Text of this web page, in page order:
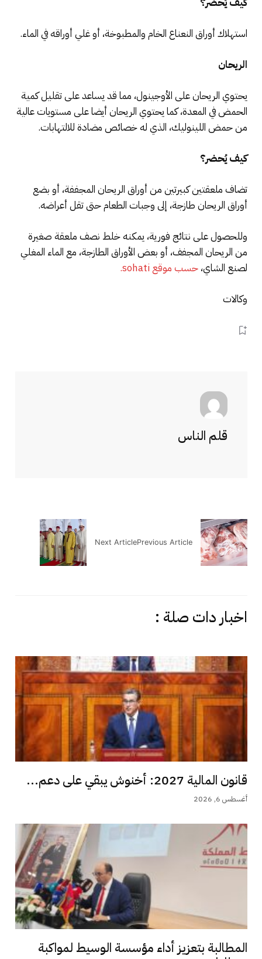
استهلاك أوراق النعناع الخام والمطبوخة، أو غلي أوراقه في الماء.
الريحان
يحتوي الريحان على الأوجينول، مما قد يساعد على تقليل كمية
الحمض في المعدة، كما يحتوي الريحان أيضا على مستويات عالية
من حمض اللينوليك، الذي له خصائص مضادة للالتهابات.
كيف يُحضر؟
تضاف ملعقتين كبيرتين من أوراق الريحان المجففة، أو بضع
أوراق الريحان طازجة، إلى وجبات الطعام حتى تقل أعراضه.
وللحصول على نتائج فورية، يمكنه خلط نصف ملعقة صغيرة
من الريحان المجفف، أو بعض الأوراق الطازجة، مع الماء المغلي
لصنع الشاي،حسب موقع sohati.
وكالات
قلم الناس
Previous Article
Next Article
اخبار دات صلة :
قانون المالية 2027: أخنوش يبقي على دعم...
أغسطس 6, 2026
المطالبة بتعزيز أداء مؤسسة الوسيط لمواكبة